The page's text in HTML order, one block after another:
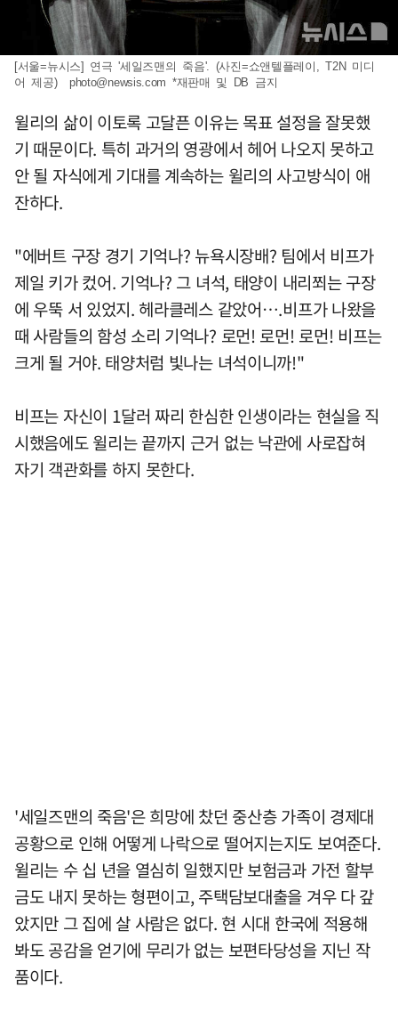
[서울=뉴시스] 연극 '세일즈맨의 죽음'. (사진=쇼앤텔플레이, T2N 미디
어 제공) photo@newsis.com *재판매 및 DB 금지
윌리의 삶이 이토록 고달픈 이유는 목표 설정을 잘못했
기 때문이다. 특히 과거의 영광에서 헤어 나오지 못하고
안 될 자식에게 기대를 계속하는 윌리의 사고방식이 애
잔하다.
"에버트 구장 경기 기억나? 뉴욕시장배? 팀에서 비프가
제일 키가 컸어. 기억나? 그 녀석, 태양이 내리쬐는 구장
에 우뚝 서 있었지. 헤라클레스 같았어….비프가 나왔을
때 사람들의 함성 소리 기억나? 로먼! 로먼! 로먼! 비프는
크게 될 거야. 태양처럼 빛나는 녀석이니까!"
비프는 자신이 1달러 짜리 한심한 인생이라는 현실을 직
시했음에도 윌리는 끝까지 근거 없는 낙관에 사로잡혀
자기 객관화를 하지 못한다.
'세일즈맨의 죽음'은 희망에 찼던 중산층 가족이 경제대
공황으로 인해 어떻게 나락으로 떨어지는지도 보여준다.
윌리는 수 십 년을 열심히 일했지만 보험금과 가전 할부
금도 내지 못하는 형편이고, 주택담보대출을 겨우 다 갚
았지만 그 집에 살 사람은 없다. 현 시대 한국에 적용해
봐도 공감을 얻기에 무리가 없는 보편타당성을 지닌 작
품이다.